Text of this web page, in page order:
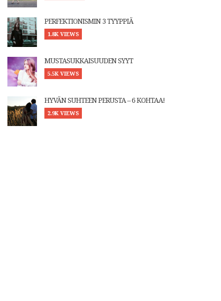
PERFEKTIONISMIN 3 TYYPPIÄ
1.8K VIEWS
MUSTASUKKAISUUDEN SYYT
5.5K VIEWS
HYVÄN SUHTEEN PERUSTA – 6 KOHTAA!
2.9K VIEWS